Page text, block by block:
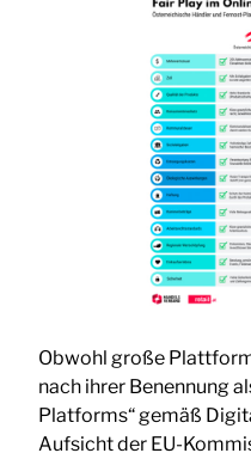
Obwohl große
nach ihrer Benennung
Platforms“ gemäß
Aufsicht der EU-